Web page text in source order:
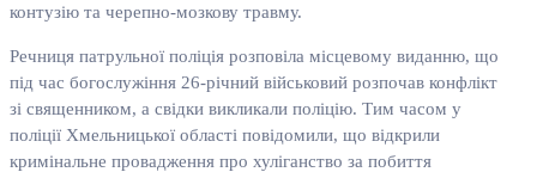
контузію та черепно-мозкову травму.
Речниця патрульної поліція розповіла місцевому виданню, що
під час богослужіння 26-річний військовий розпочав конфлікт
зі священником, а свідки викликали поліцію. Тим часом у
поліції Хмельницької області повідомили, що відкрили
кримінальне провадження про хуліганство за побиття